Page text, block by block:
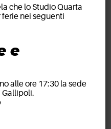
che lo Studio Quarta
ferie nei seguenti
e
alle ore 17:30 la sede
Gallipoli.